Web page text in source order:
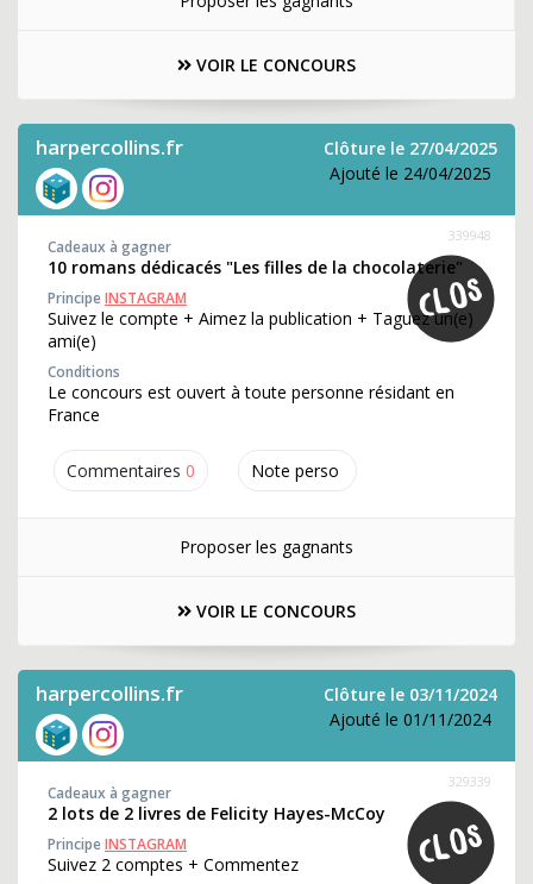
VOIR LE CONCOURS
harpercollins.fr
Clôture le 27/04/2025
Ajouté le 24/04/2025
Commentaires 0 Note perso
339948
Cadeaux à gagner
10 romans dédicacés "Les filles de la chocolaterie"
PrincipeINSTAGRAM
Suivez le compte + Aimez la publication + Taguez un(e)
ami(e)
Conditions
Le concours est ouvert à toute personne résidant en
France
Proposer les gagnants
VOIR LE CONCOURS
harpercollins.fr
Clôture le 03/11/2024
Ajouté le 01/11/2024
329339
Cadeaux à gagner
2 lots de 2 livres de Felicity Hayes-McCoy
PrincipeINSTAGRAM
Suivez 2 comptes + Commentez